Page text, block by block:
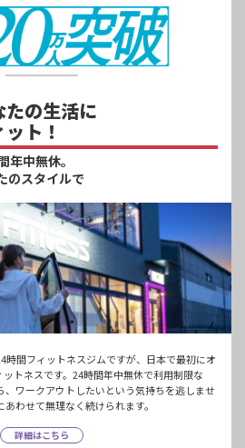
たの生活に
ト！
年中無休。
のスタイルで
時間フィットネスジムですが、日本で最初にオ
トネスです。24時間年中無休で利用制限な
、ワークアウトしたいという気持ちを逃しませ
わせて無理なく続けられます。
詳細はこちら